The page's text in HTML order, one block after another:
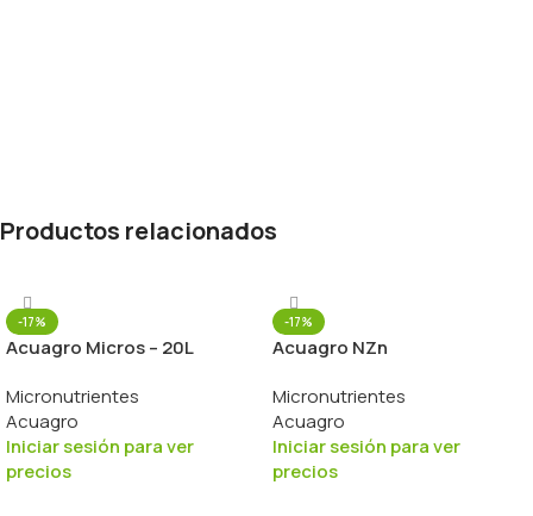
Productos relacionados
-17%
Acuagro Micros – 20L
Micronutrientes
Acuagro
Iniciar sesión para ver
precios
-17%
Acuagro NZn
Micronutrientes
Acuagro
Iniciar sesión para ver
precios